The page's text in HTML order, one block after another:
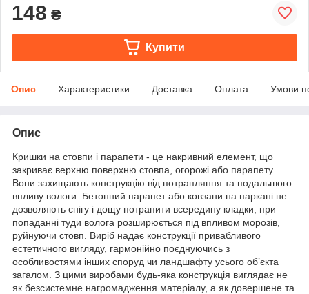
148 ₴
Купити
Опис Характеристики Доставка Оплата Умови
Опис
Кришки на стовпи і парапети - це накривний елемент, що
закриває верхню поверхню стовпа, огорожі або парапету.
Вони захищають конструкцію від потрапляння та подальшого
впливу вологи. Бетонний парапет або ковзани на паркані не
дозволяють снігу і дощу потрапити всередину кладки, при
попаданні туди волога розширюється під впливом морозів,
руйнуючи стовп. Виріб надає конструкції привабливого
естетичного вигляду, гармонійно поєднуючись з
особливостями інших споруд чи ландшафту усього об’єкта
загалом. З цими виробами будь-яка конструкція виглядає не
як безсистемне нагромадження матеріалу, а як довершене та